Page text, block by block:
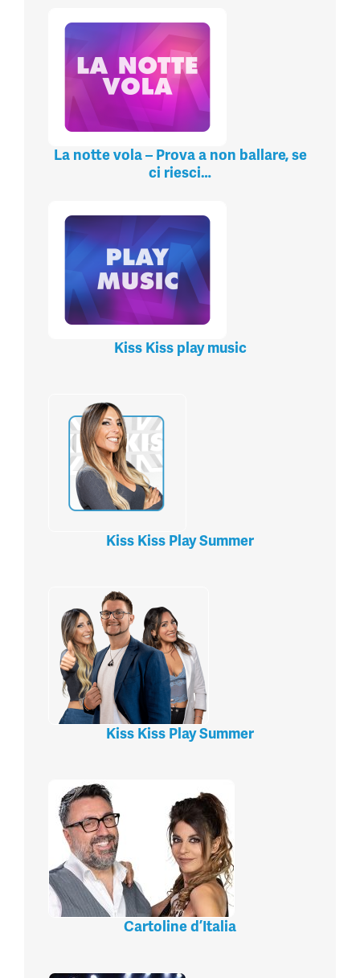
La notte vola – Prova a non ballare, se
ci riesci…
Kiss Kiss play music
Kiss Kiss Play Summer
Kiss Kiss Play Summer
Cartoline d’Italia